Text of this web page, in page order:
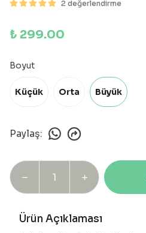
2 değerlendirme
₺ 299.00
Boyut
Küçük Orta Büyük
Paylaş:
Ürün Açıklaması